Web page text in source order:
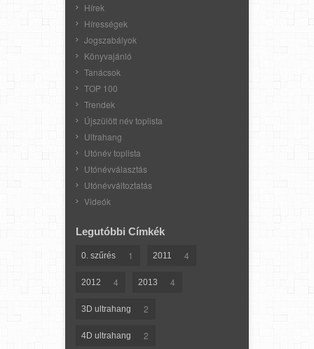
Hírek
Hírességek
Jogszabályok
Könyvajánló
Tanácsok
TOP 100
Trendek
Újszülött név toplista
Ultrahang
Utónév toplista
Utónévválasztás
Utónévváltoztatás
Videók
Legutóbbi Címkék
0. szűrés 1 2011 4
2012 4 2013 4
3D ultrahang 2
4D ultrahang 2